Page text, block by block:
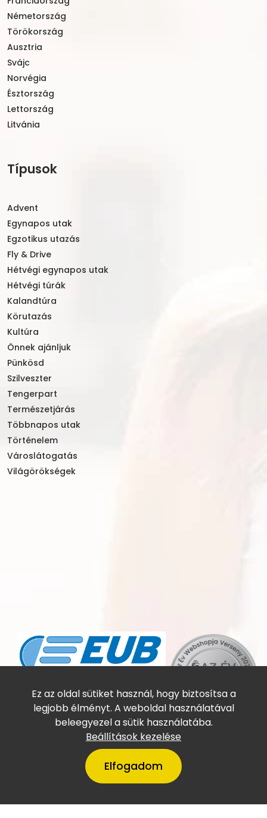
Ez az oldal sütiket használ, hogy biztosítsa a
legjobb élményt. A weboldal használatával
beleegyezel a sütik használatába.
Beállítások kezelése
Elfogadom
Németország
Törökország
Ausztria
Svájc
Norvégia
Észtország
Lettország
Litvánia
Típusok
Advent
Egynapos utak
Egzotikus utazás
Fly & Drive
Hétvégi egynapos utak
Hétvégi túrák
Kalandtúra
Körutazás
Kultúra
Önnek ajánljuk
Pünkösd
Szilveszter
Tengerpart
Természetjárás
Többnapos utak
Történelem
Városlátogatás
Világörökségek
A VillámTúra Magyarország
szerepel